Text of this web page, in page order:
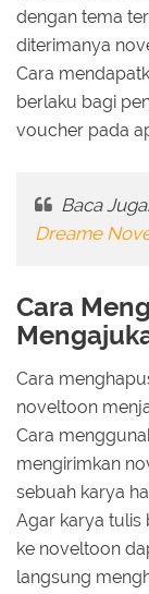
dengan tema
diterimanya
Cara
berlaku bagi
voucher pada
Baca
Dreame
Cara
Cara
noveltoon
Cara
mengirimkan
sebuah karya
Agar karya tulis
ke noveltoon
langsung